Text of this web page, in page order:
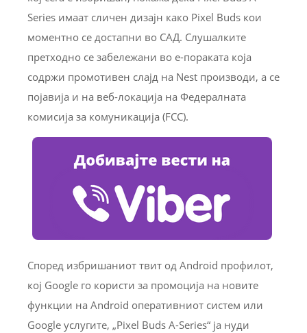
Series имаат сличен дизајн како Pixel Buds кои
моментно се достапни во САД. Слушалките
претходно се забележани во е-пораката која
содржи промотивен слајд на Nest производи, а се
појавија и на веб-локација на Федералната
комисија за комуникација (FCC).
Според избришаниот твит од Android профилот,
кој Google го користи за промоција на новите
функции на Android оперативниот систем или
Google услугите, „Pixel Buds A-Series“ ја нуди